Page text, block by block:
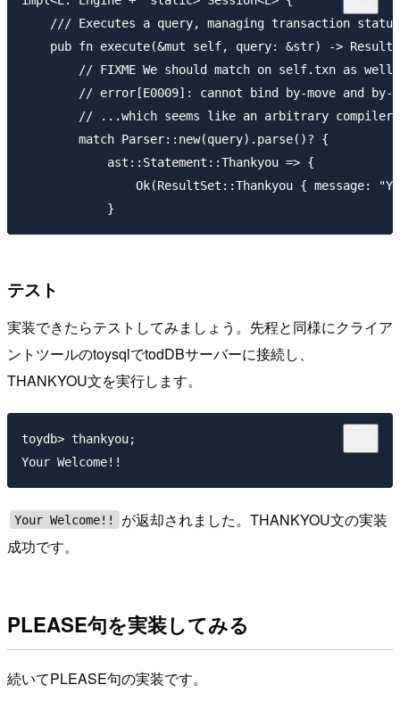
/// Executes a query, managing transaction
pub fn execute(&mut self, query: &str) ->
// FIXME We should match on self.txn as
// error[E0009]: cannot bind by-move and by-
// ...which seems like an arbitrary compiler
        match Parser::new(query).parse()? {
            ast::Statement::Thankyou => {
Ok(ResultSet::Thankyou { message:
テスト
実装できたらテストしてみましょう。先程と同様にクライア
ントツールのtoysqlでtodDBサーバーに接続し、
THANKYOU文を実行します。
toydb> thankyou;
Your Welcome!!
が返却されました。THANKYOU文の実装
成功です。
PLEASE句を実装してみる
続いてPLEASE句の実装です。